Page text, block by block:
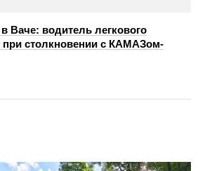
Ваче: водитель легкового
при столкновении с КАМАЗом-